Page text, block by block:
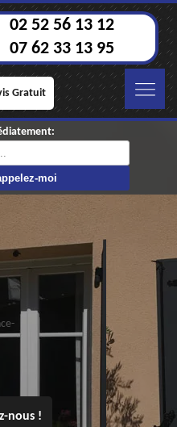
02 52 56 13 12
07 62 33 13 95
Gratuit
nous !